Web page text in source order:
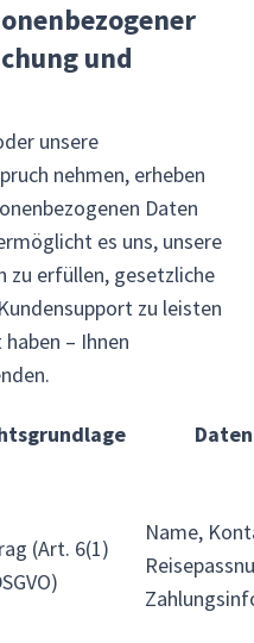
und
unsere
nehmen, erheben
Daten
es uns, unsere
zu erfüllen, gesetzliche
zu leisten
– Ihnen
(Art. 6(1)
Name,